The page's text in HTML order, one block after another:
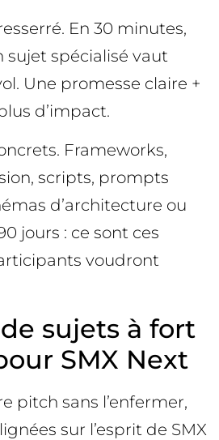
En 30 minutes,
sujet spécialisé vaut
Une promesse claire +
d’impact.
Frameworks,
scripts, prompts
d’architecture ou
jours : ce sont ces
voudront
sujets à fort
SMX Next
pitch sans l’enfermer,
sur l’esprit de SMX